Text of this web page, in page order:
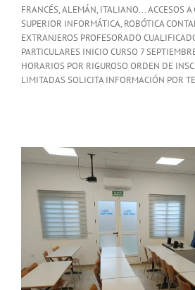
FRANCÉS, ALEMÁN, ITALIANO... ACCESOS A
SUPERIOR INFORMÁTICA, ROBÓTICA
EXTRANJEROS PROFESORADO
PARTICULARES INICIO CURSO 7
HORARIOS POR RIGUROSO ORDEN DE
LIMITADAS SOLICITA INFORMACIÓN POR